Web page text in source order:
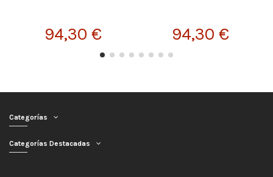
94,30 € 94,30 €
Categorías
Categorías Destacadas